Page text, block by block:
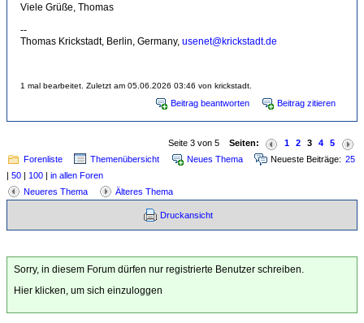
Viele Grüße, Thomas
--
Thomas Krickstadt, Berlin, Germany, usenet@krickstadt.de
1 mal bearbeitet. Zuletzt am 05.06.2026 03:46 von krickstadt.
Beitrag beantworten Beitrag zitieren
Seite 3 von 5 Seiten: 1 2 3 4
5
Forenliste
Themenübersicht Neues Thema Neueste Beiträge: 25
| 50 | 100 | in allen Foren
Neueres Thema
Älteres Thema
Druckansicht
Sorry, in diesem Forum dürfen nur registrierte Benutzer schreiben.
Hier klicken, um sich einzuloggen